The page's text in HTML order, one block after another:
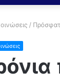
/